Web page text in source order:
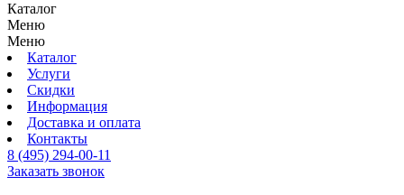
Каталог
Меню
Меню
Каталог
Услуги
Скидки
Информация
Доставка и оплата
Контакты
8 (495) 294-00-11
Заказать звонок